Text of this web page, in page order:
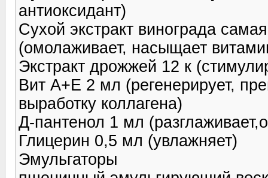
антиоксидант)
Сухой экстракт винограда
(омолаживает, насыщает
Экстракт дрожжей 12 к
Вит А+Е 2 мл (регенерирует,
выработку коллагена)
Д-пантенол 1 мл
Глицерин 0,5 мл (увлажняет)
Эмульгаторы